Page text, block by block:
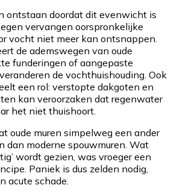
ontstaan doordat dit evenwicht is
vervangen oorspronkelijke
vocht niet meer kan ontsnappen.
de ademswegen van oude
funderingen of aangepaste
de vochthuishouding. Ook
een rol: verstopte dakgoten en
kan veroorzaken dat regenwater
het niet thuishoort.
oude muren simpelweg een ander
dan moderne spouwmuren. Wat
wordt gezien, was vroeger een
Paniek is dus zelden nodig,
acute schade.